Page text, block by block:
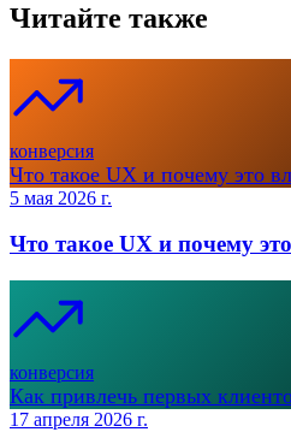
Читайте также
конверсия
Что такое UX и почему это
5 мая 2026 г.
Что такое UX и почему
конверсия
Как привлечь первых
17 апреля 2026 г.